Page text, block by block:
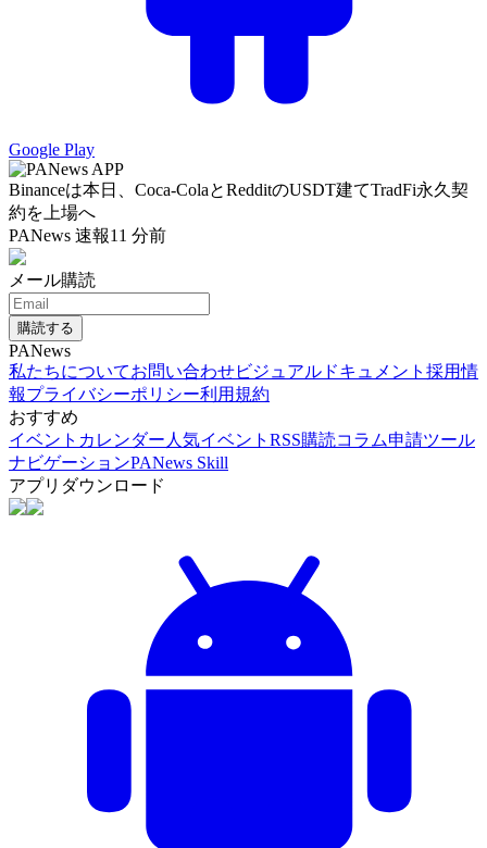
Google Play
Binanceは本日、Coca-ColaとRedditのUSDT建てTradFi永久契
約を上場へ
PANews 速報11 分前
メール購読
購読する
PANews
私たちについてお問い合わせビジュアルドキュメント 採用情
報プライバシーポリシー利用規約
おすすめ
イベントカレンダー人気イベント RSS購読コラム申請ツール
ナビゲーションPANews Skill
アプリダウンロード